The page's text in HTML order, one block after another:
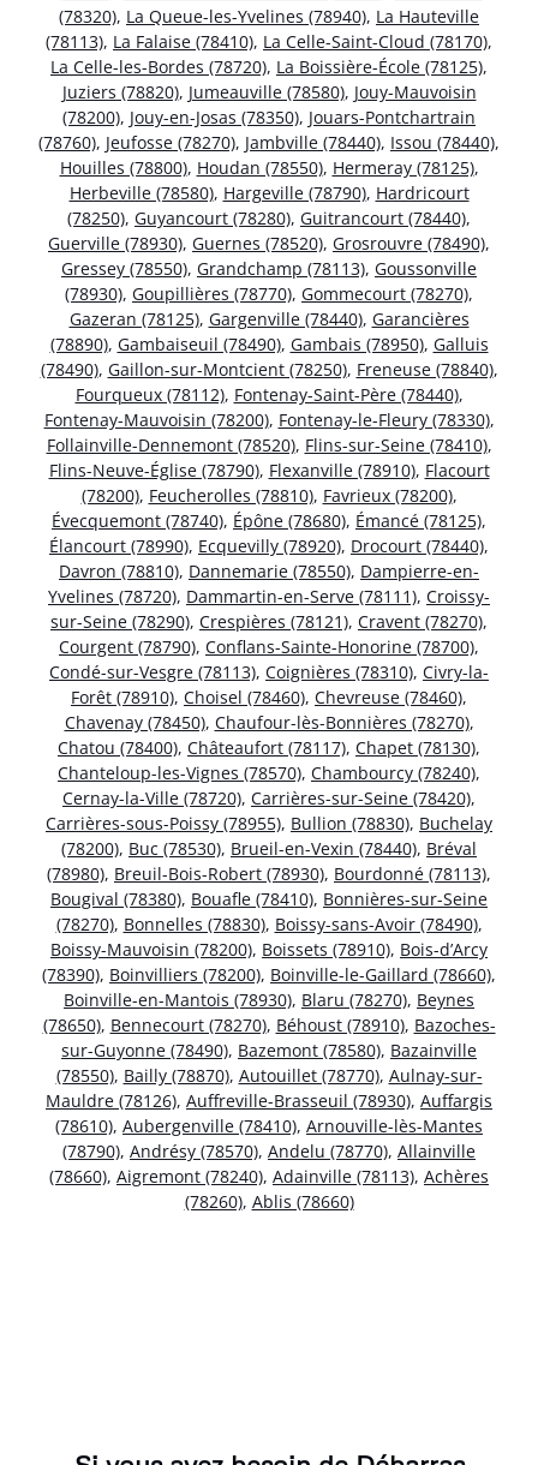
(78320), La Queue-les-Yvelines (78940), La Hauteville
(78113), La Falaise (78410), La Celle-Saint-Cloud (78170),
La Celle-les-Bordes (78720), La Boissière-École (78125),
Juziers (78820), Jumeauville (78580), Jouy-Mauvoisin
(78200), Jouy-en-Josas (78350), Jouars-Pontchartrain
(78760), Jeufosse (78270), Jambville (78440), Issou (78440),
Houilles (78800), Houdan (78550), Hermeray (78125),
Herbeville (78580), Hargeville (78790), Hardricourt
(78250), Guyancourt (78280), Guitrancourt (78440),
Guerville (78930), Guernes (78520), Grosrouvre (78490),
Gressey (78550), Grandchamp (78113), Goussonville
(78930), Goupillières (78770), Gommecourt (78270),
Gazeran (78125), Gargenville (78440), Garancières
(78890), Gambaiseuil (78490), Gambais (78950), Galluis
(78490), Gaillon-sur-Montcient (78250), Freneuse (78840),
Fourqueux (78112), Fontenay-Saint-Père (78440),
Fontenay-Mauvoisin (78200), Fontenay-le-Fleury (78330),
Follainville-Dennemont (78520), Flins-sur-Seine (78410),
Flins-Neuve-Église (78790), Flexanville (78910), Flacourt
(78200), Feucherolles (78810), Favrieux (78200),
Évecquemont (78740), Épône (78680), Émancé (78125),
Élancourt (78990), Ecquevilly (78920), Drocourt (78440),
Davron (78810), Dannemarie (78550), Dampierre-en-
Yvelines (78720), Dammartin-en-Serve (78111), Croissy-
sur-Seine (78290), Crespières (78121), Cravent (78270),
Courgent (78790), Conflans-Sainte-Honorine (78700),
Condé-sur-Vesgre (78113), Coignières (78310), Civry-la-
Forêt (78910), Choisel (78460), Chevreuse (78460),
Chavenay (78450), Chaufour-lès-Bonnières (78270),
Chatou (78400), Châteaufort (78117), Chapet (78130),
Chanteloup-les-Vignes (78570), Chambourcy (78240),
Cernay-la-Ville (78720), Carrières-sur-Seine (78420),
Carrières-sous-Poissy (78955), Bullion (78830), Buchelay
(78200), Buc (78530), Brueil-en-Vexin (78440), Bréval
(78980), Breuil-Bois-Robert (78930), Bourdonné (78113),
Bougival (78380), Bouafle (78410), Bonnières-sur-Seine
(78270), Bonnelles (78830), Boissy-sans-Avoir (78490),
Boissy-Mauvoisin (78200), Boissets (78910), Bois-d’Arcy
(78390), Boinvilliers (78200), Boinville-le-Gaillard (78660),
Boinville-en-Mantois (78930), Blaru (78270), Beynes
(78650), Bennecourt (78270), Béhoust (78910), Bazoches-
sur-Guyonne (78490), Bazemont (78580), Bazainville
(78550), Bailly (78870), Autouillet (78770), Aulnay-sur-
Mauldre (78126), Auffreville-Brasseuil (78930), Auffargis
(78610), Aubergenville (78410), Arnouville-lès-Mantes
(78790), Andrésy (78570), Andelu (78770), Allainville
(78660), Aigremont (78240), Adainville (78113), Achères
(78260), Ablis (78660)